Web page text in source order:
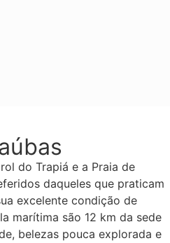
do Trapiá e a Praia de
daqueles que praticam
excelente condição de
marítima são 12 km da sede
belezas pouca explorada e